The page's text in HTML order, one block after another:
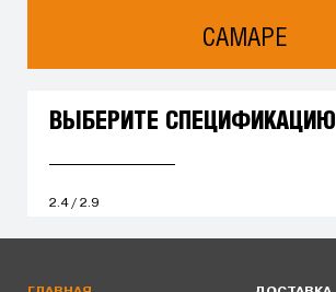
САМАРЕ
ВЫБЕРИТЕ СПЕЦИФИКАЦИЮ
2.4 / 2.9